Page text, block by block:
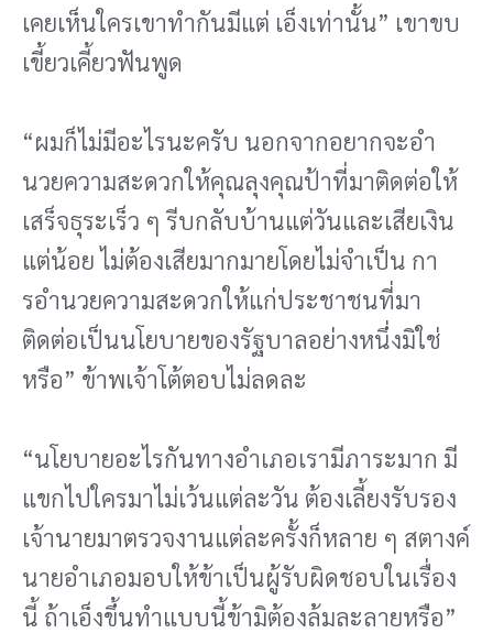
เคยเห็นใครเขาทํากันมีแต่ เอ็งเท่านั้น” เขาขบ
เขี้ยวเคี้ยวฟันพูด
“ผมก็ไม่มีอะไรนะครับ นอกจากอยากจะอํา
นวยความสะดวกให้คุณลุงคุณป้าที่มาติดต่อให้
เสร็จธุระเร็ว ๆ รีบกลับบ้านแต่วันและเสียเงิน
แต่น้อย ไม่ต้องเสียมากมายโดยไม่จําเป็น กา
รอํานวยความสะดวกให้แก่ประชาชนที่มา
ติดต่อเป็นนโยบายของรัฐบาลอย่างหนึ่งมิใช่
หรือ” ข้าพเจ้าโต้ตอบไม่ลดละ
“นโยบายอะไรกันทางอําเภอเรามีภาระมาก มี
แขกไปใครมาไม่เว้นแต่ละวัน ต้องเลี้ยงรับรอง
เจ้านายมาตรวจงานแต่ละครั้งก็หลาย ๆ สตางค์
นายอําเภอมอบให้ข้าเป็นผู้รับผิดชอบในเรื่อง
นี้ ถ้าเอ็งขึ้นทําแบบนี้ข้ามิต้องล้มละลายหรือ”